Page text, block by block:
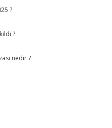
?
?
nedir ?